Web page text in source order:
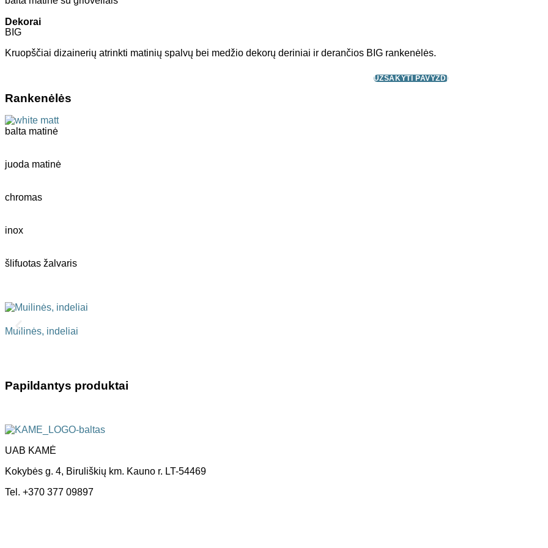
Dekorai
BIG
Kruopščiai dizainerių atrinkti matinių spalvų bei medžio dekorų deriniai ir derančios BIG rankenėlės.
UŽSAKYTI PAVYZDĮ
Rankenėlės
balta matinė
juoda matinė
chromas
inox
šlifuotas žalvaris
Muilinės, indeliai
Papildantys produktai
UAB KAMĖ
Kokybės g. 4, Biruliškių km. Kauno r. LT-54469
Tel. +370 377 09897